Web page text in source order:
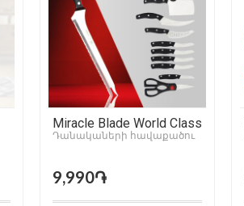
Miracle Blade World Class
Դանակաների հավաքածու
9,990֏